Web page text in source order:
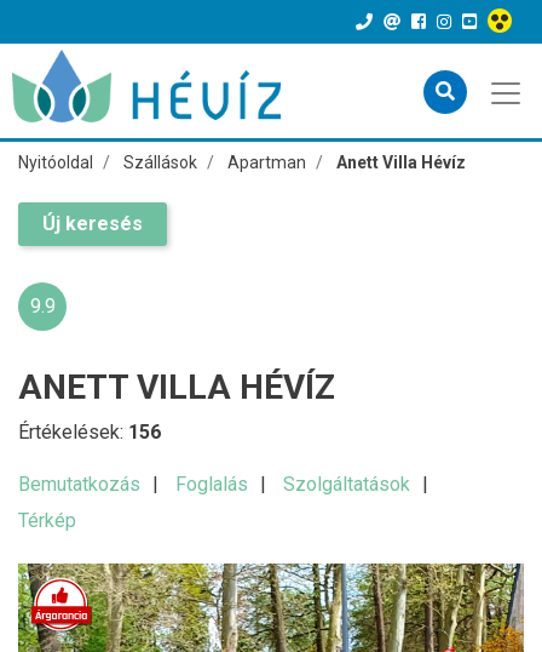
Nyitóoldal Szállások Apartman Anett Villa Hévíz
Új keresés
9.9
ANETT VILLA HÉVÍZ
Értékelések: 156
Bemutatkozás Foglalás
Szolgáltatások
Térkép